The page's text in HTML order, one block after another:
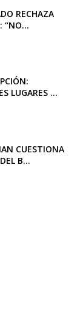
RECHAZA
“NO...
LUGARES ...
CUESTIONA
B...